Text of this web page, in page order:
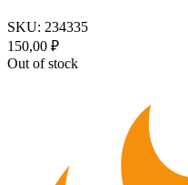
SKU: 234335
150,00 ₽
Out of stock